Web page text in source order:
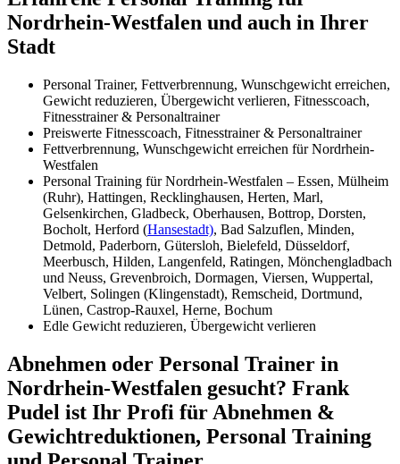
Nordrhein-Westfalen und auch in Ihrer
Stadt
Personal Trainer, Fettverbrennung, Wunschgewicht erreichen,
Gewicht reduzieren, Übergewicht verlieren, Fitnesscoach,
Fitnesstrainer & Personaltrainer
Preiswerte Fitnesscoach, Fitnesstrainer & Personaltrainer
Fettverbrennung, Wunschgewicht erreichen für Nordrhein-
Westfalen
Personal Training für Nordrhein-Westfalen – Essen, Mülheim
(Ruhr), Hattingen, Recklinghausen, Herten, Marl,
Gelsenkirchen, Gladbeck, Oberhausen, Bottrop, Dorsten,
Bocholt, Herford (Hansestadt), Bad Salzuflen, Minden,
Detmold, Paderborn, Gütersloh, Bielefeld, Düsseldorf,
Meerbusch, Hilden, Langenfeld, Ratingen, Mönchengladbach
und Neuss, Grevenbroich, Dormagen, Viersen, Wuppertal,
Velbert, Solingen (Klingenstadt), Remscheid, Dortmund,
Lünen, Castrop-Rauxel, Herne, Bochum
Edle Gewicht reduzieren, Übergewicht verlieren
Abnehmen oder Personal Trainer in
Nordrhein-Westfalen gesucht? Frank
Pudel ist Ihr Profi für Abnehmen &
Gewichtreduktionen, Personal Training